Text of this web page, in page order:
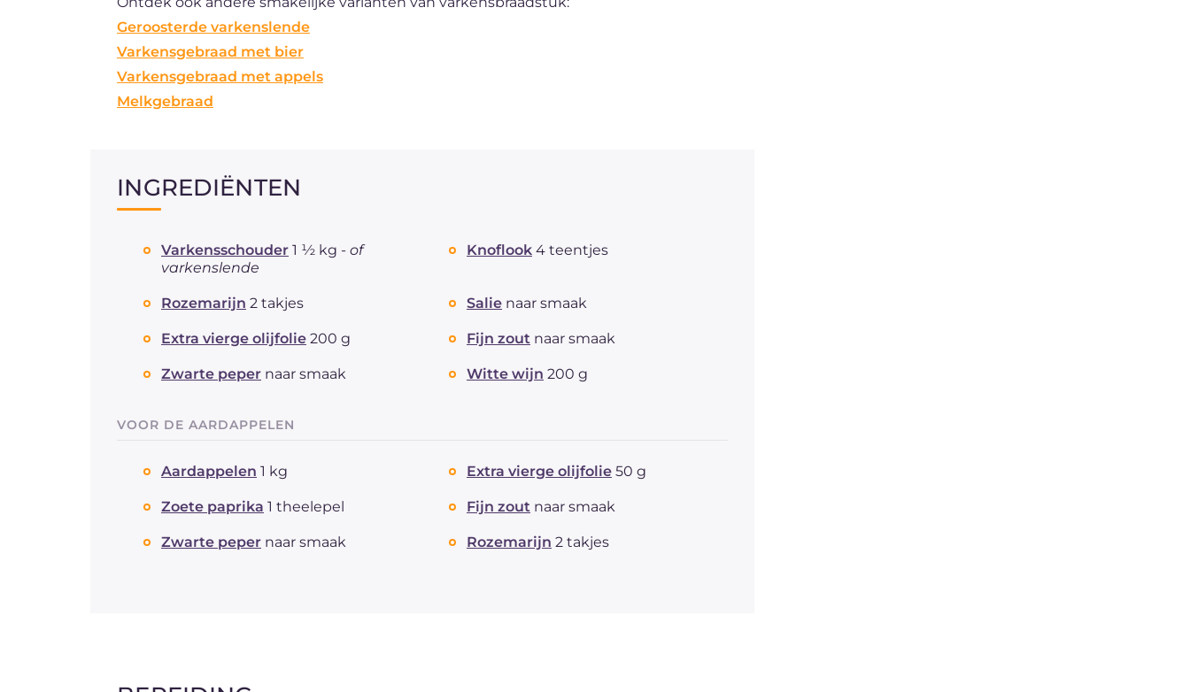
Geroosterde varkenslende
Varkensgebraad met bier
Varkensgebraad met appels
Melkgebraad
INGREDIËNTEN
Varkensschouder 1 ½ kg - of
varkenslende
Knoflook 4 teentjes
Rozemarijn 2 takjes Salie naar smaak
Extra vierge olijfolie 200 g Fijn zout naar smaak
Zwarte peper naar smaak Witte wijn 200 g
VOOR DE AARDAPPELEN
Aardappelen 1 kg Extra vierge olijfolie 50 g
Zoete paprika 1 theelepel Fijn zout naar smaak
Zwarte peper naar smaak Rozemarijn 2 takjes